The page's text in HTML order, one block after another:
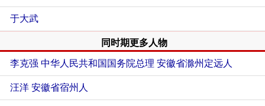
于大武
同时期更多人物
李克强 中华人民共和国国务院总理 安徽省滁州定远人
汪洋 安徽省宿州人